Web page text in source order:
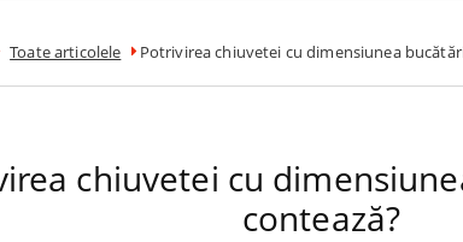
Toate articolele Potrivirea chiuvetei cu dimensiunea
chiuvetei cu
contează?